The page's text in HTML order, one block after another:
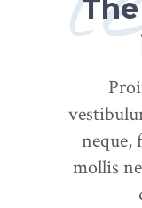
neque,
mollis